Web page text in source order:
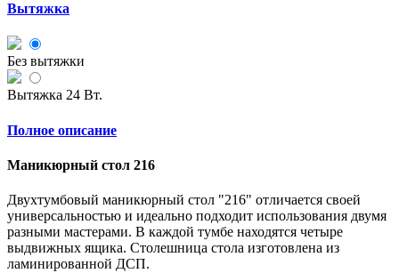
Вытяжка
Без вытяжки
Вытяжка 24 Вт.
Полное описание
Маникюрный стол 216
Двухтумбовый маникюрный стол "216" отличается своей
универсальностью и идеально подходит использования двумя
разными мастерами. В каждой тумбе находятся четыре
выдвижных ящика. Столешница стола изготовлена из
ламинированной ДСП.